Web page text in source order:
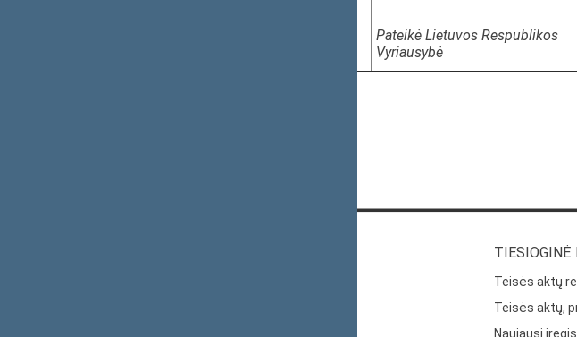
Pateikė Lietuvos Respublikos
Vyriausybė
TIESIOGINĖ
Teisės aktų
Teisės aktų,
Naujausi